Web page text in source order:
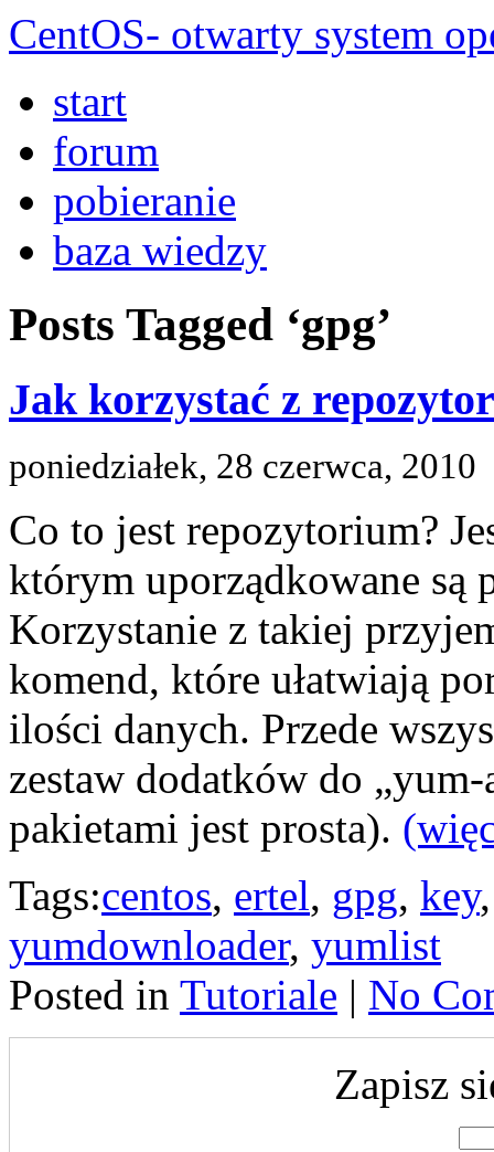
CentOS- otwarty system
start
forum
pobieranie
baza wiedzy
Posts Tagged ‘gpg’
Jak korzystać z
poniedziałek, 28 czerwca, 2010
Co to jest repozytorium?
którym uporządkowane są
Korzystanie z takiej
komend, które ułatwiają
ilości danych. Przede
zestaw dodatków do
pakietami jest prosta).
Tags:centos, ertel, gpg, key
yumdownloader, yumlist
Posted in Tutoriale | No
Zapisz